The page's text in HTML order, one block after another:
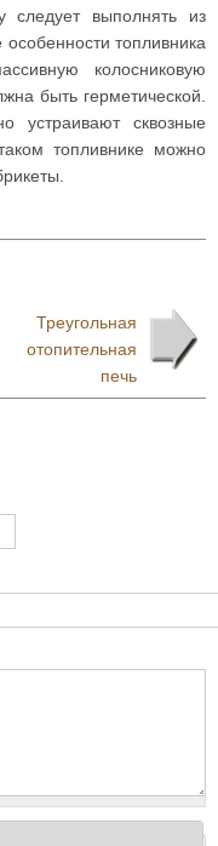
следует выполнять из
особенности топливника
колосниковую
быть герметической.
устраивают сквозные
топливнике можно
Треугольная
отопительная
печь